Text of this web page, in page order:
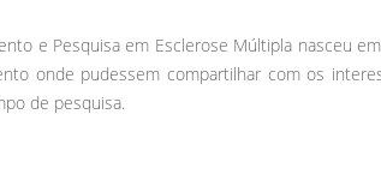
e Pesquisa em Esclerose Múltipla nasceu
onde pudessem compartilhar com os
de pesquisa.